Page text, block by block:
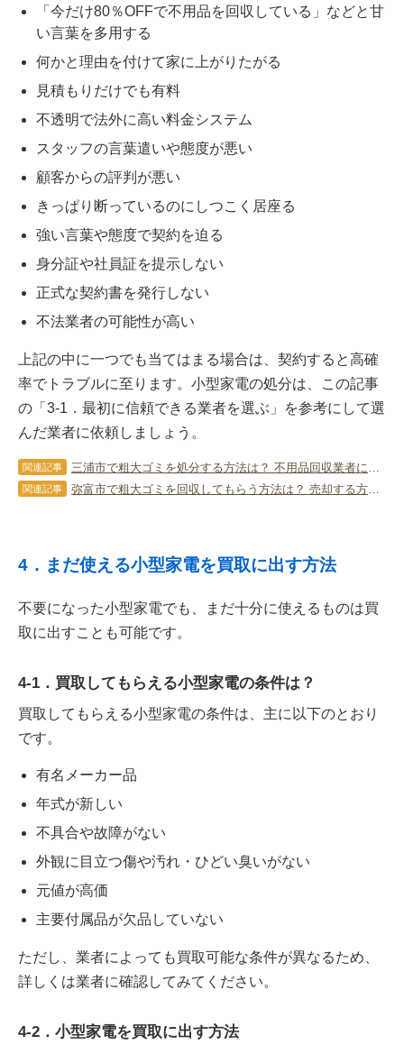
「今だけ80％OFFで不用品を回収している」などと甘
い言葉を多用する
何かと理由を付けて家に上がりたがる
見積もりだけでも有料
不透明で法外に高い料金システム
スタッフの言葉遣いや態度が悪い
顧客からの評判が悪い
きっぱり断っているのにしつこく居座る
強い言葉や態度で契約を迫る
身分証や社員証を提示しない
正式な契約書を発行しない
不法業者の可能性が高い
上記の中に一つでも当てはまる場合は、契約すると高確
率でトラブルに至ります。小型家電の処分は、この記事
の「3-1．最初に信頼できる業者を選ぶ」を参考にして選
んだ業者に依頼しましょう。
関連記事
関連記事
4．まだ使える小型家電を買取に出す方法
不要になった小型家電でも、まだ十分に使えるものは買
取に出すことも可能です。
4-1．買取してもらえる小型家電の条件は？
買取してもらえる小型家電の条件は、主に以下のとおり
です。
有名メーカー品
年式が新しい
不具合や故障がない
外観に目立つ傷や汚れ・ひどい臭いがない
元値が高価
主要付属品が欠品していない
ただし、業者によっても買取可能な条件が異なるため、
詳しくは業者に確認してみてください。
4-2．小型家電を買取に出す方法